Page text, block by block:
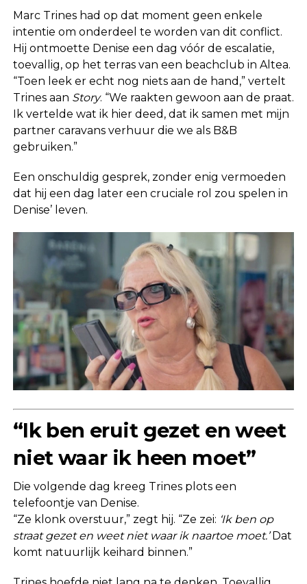
Marc Trines had op dat moment geen enkele
intentie om onderdeel te worden van dit conflict.
Hij ontmoette Denise een dag vóór de escalatie,
toevallig, op het terras van een beachclub in Altea.
“Toen leek er echt nog niets aan de hand,” vertelt
Trines aan Story. “We raakten gewoon aan de praat.
Ik vertelde wat ik hier deed, dat ik samen met mijn
partner caravans verhuur die we als B&B
gebruiken.”
Een onschuldig gesprek, zonder enig vermoeden
dat hij een dag later een cruciale rol zou spelen in
Denise’ leven.
“Ik ben eruit gezet en weet
niet waar ik heen moet”
Die volgende dag kreeg Trines plots een
telefoontje van Denise.
“Ze klonk overstuur,” zegt hij. “Ze zei: ‘Ik ben op
straat gezet en weet niet waar ik naartoe moet.’Dat
komt natuurlijk keihard binnen.”